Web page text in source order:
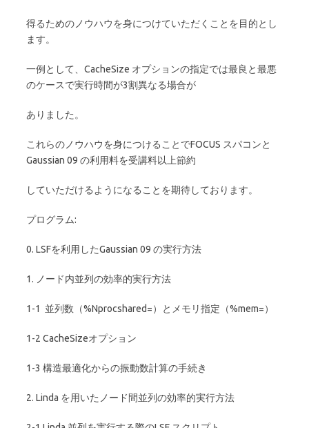
得るためのノウハウを身につけていただくことを目的とし
ます。
一例として、CacheSize オプションの指定では最良と最悪
のケースで実行時間が3割異なる場合が
ありました。
これらのノウハウを身につけることでFOCUS スパコンと
Gaussian 09 の利用料を受講料以上節約
していただけるようになることを期待しております。
プログラム:
0. LSFを利用したGaussian 09 の実行方法
1. ノード内並列の効率的実行方法
1-1 並列数（%Nprocshared=）とメモリ指定（%mem=）
1-2 CacheSizeオプション
1-3 構造最適化からの振動数計算の手続き
2. Linda を用いたノード間並列の効率的実行方法